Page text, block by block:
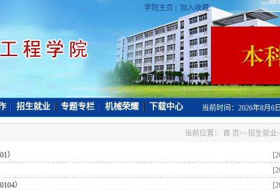
学院主页 加入收藏
招生就业 专题专栏 机械荣耀 下载中心 当前时间： 2026年8月6
当前位置： 首 页 >>招生就业
）
）